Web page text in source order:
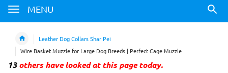
MENU
Leather Dog Collars Shar Pei
Wire Basket Muzzle for Large Dog Breeds | Perfect Cage Muzzle
13others have looked at this page today.